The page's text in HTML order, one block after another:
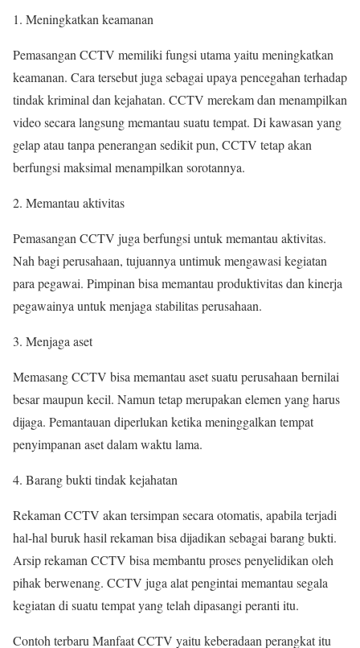
Meningkatkan keamanan
Pemasangan CCTV memiliki fungsi utama yaitu meningkatkan
keamanan. Cara tersebut juga sebagai upaya pencegahan terhadap
tindak kriminal dan kejahatan. CCTV merekam dan menampilkan
video secara langsung memantau suatu tempat. Di kawasan yang
gelap atau tanpa penerangan sedikit pun, CCTV tetap akan
berfungsi maksimal menampilkan sorotannya.
Memantau aktivitas
Pemasangan CCTV juga berfungsi untuk memantau aktivitas.
Nah bagi perusahaan, tujuannya untimuk mengawasi kegiatan
para pegawai. Pimpinan bisa memantau produktivitas dan kinerja
pegawainya untuk menjaga stabilitas perusahaan.
Menjaga aset
Memasang CCTV bisa memantau aset suatu perusahaan bernilai
besar maupun kecil. Namun tetap merupakan elemen yang harus
dijaga. Pemantauan diperlukan ketika meninggalkan tempat
penyimpanan aset dalam waktu lama.
Barang bukti tindak kejahatan
Rekaman CCTV akan tersimpan secara otomatis, apabila terjadi
hal-hal buruk hasil rekaman bisa dijadikan sebagai barang bukti.
Arsip rekaman CCTV bisa membantu proses penyelidikan oleh
pihak berwenang. CCTV juga alat pengintai memantau segala
kegiatan di suatu tempat yang telah dipasangi peranti itu.
Contoh terbaru Manfaat CCTV yaitu keberadaan perangkat itu